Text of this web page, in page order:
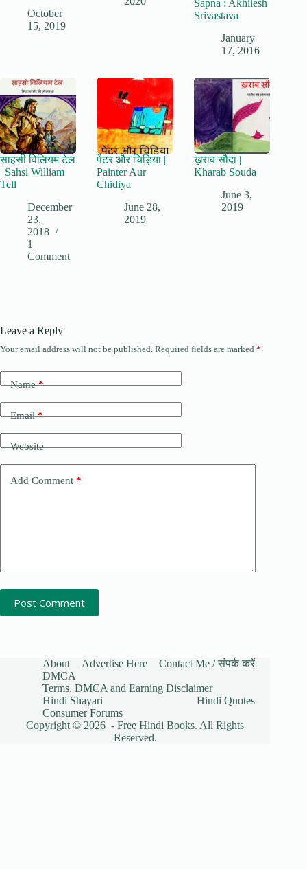
October
15, 2019
Sapna : Akhilesh
Srivastava
January
17, 2016
साहसी विलियम टेल
| Sahsi William
Tell
December
23,
2018
1
Comment
पेंटर और चिड़िया |
Painter Aur
Chidiya
June 28,
2019
ख़राब सौदा |
Kharab Souda
June 3,
2019
Leave a Reply
Your email address will not be published. Required fields are marked *
Name*
Email*
Website
Add Comment *
Post Comment
About Advertise Here
Contact Me / संपर्क करें
DMCA
Terms, DMCA and Earning Disclaimer
Hindi Shayari
Hindi Quotes
Consumer Forums
Copyright © 2026 - Free Hindi Books. All Rights
Reserved.